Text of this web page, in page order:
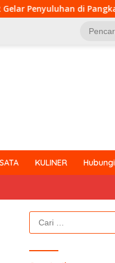
Terap
KULINER
Cari
untuk: